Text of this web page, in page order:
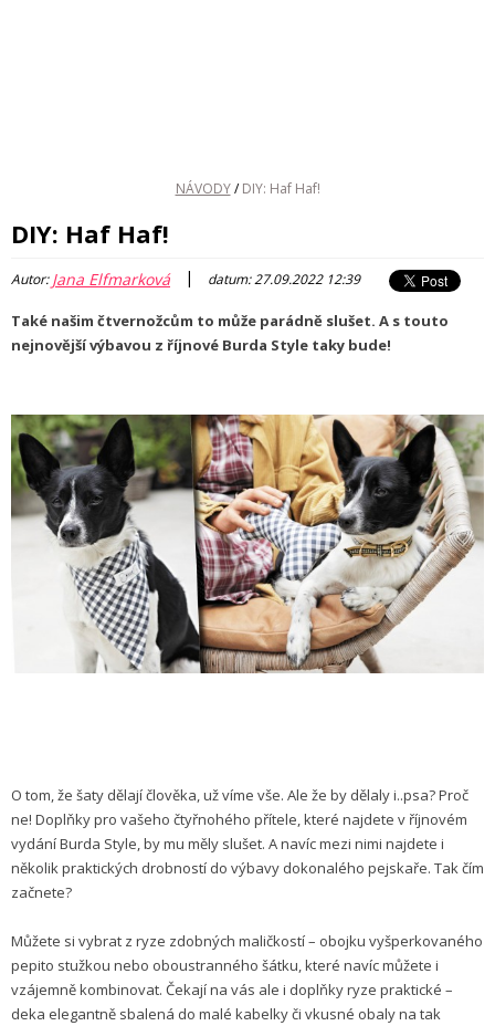
NÁVODY / DIY: Haf Haf!
DIY: Haf Haf!
Autor:Jana Elfmarková | datum: 27.09.2022 12:39
Také našim čtvernožcům to může parádně slušet. A s touto
nejnovější výbavou z říjnové Burda Style taky bude!
O tom, že šaty dělají člověka, už víme vše. Ale že by dělaly i..psa? Proč
ne! Doplňky pro vašeho čtyřnohého přítele, které najdete v říjnovém
vydání Burda Style, by mu měly slušet. A navíc mezi nimi najdete i
několik praktických drobností do výbavy dokonalého pejskaře. Tak čím
začnete?
Můžete si vybrat z ryze zdobných maličkostí – obojku vyšperkovaného
pepito stužkou nebo oboustranného šátku, které navíc můžete i
vzájemně kombinovat. Čekají na vás ale i doplňky ryze praktické –
deka elegantně sbalená do malé kabelky či vkusné obaly na tak